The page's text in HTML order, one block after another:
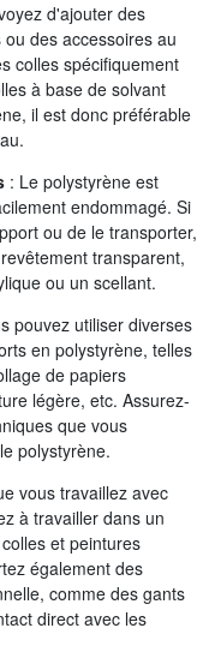
d'ajouter des
des accessoires au
colles spécifiquement
à base de solvant
il est donc préférable
: Le polystyrène est
endommagé. Si
ou de le transporter,
transparent,
ou un scellant.
pouvez utiliser diverses
en polystyrène, telles
de papiers
légère, etc. Assurez-
que vous
polystyrène.
vous travaillez avec
à travailler dans un
et peintures
également des
comme des gants
direct avec les